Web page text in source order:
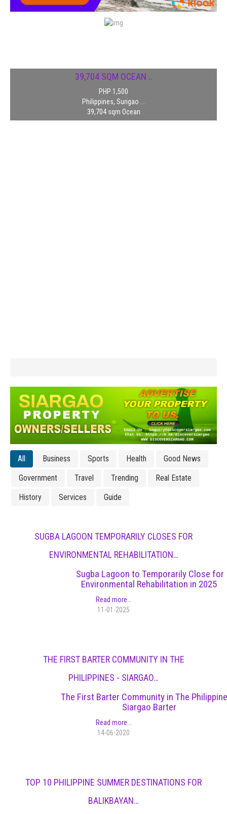
7,800 SQM OVERLOO..
PHP 4,000
Philippines, Surigao ...
7,800 sqm Overloo
All Business Sports Health
Good News
Government
Travel Trending
Real Estate
History
Services Guide
SUGBA LAGOON TEMPORARILY CLOSES FOR
ENVIRONMENTAL REHABILITATION…
Sugba Lagoon to Temporarily Close for
Environmental Rehabilitation in 2025
Read more...
11-01-2025
THE FIRST BARTER COMMUNITY IN THE
PHILIPPINES - SIARGAO…
The First Barter Community in The
Siargao Barter
Read more...
14-06-2020
TOP 10 PHILIPPINE SUMMER DESTINATIONS FOR
BALIKBAYAN…